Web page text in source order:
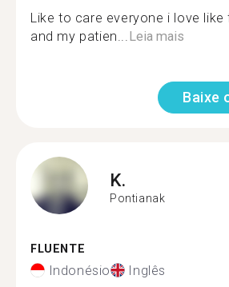
Like to care everyone i love like
and my patien...Leia mais
Baixe
K.
Pontianak
FLUENTE
Indonésio Inglês